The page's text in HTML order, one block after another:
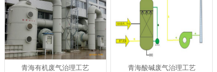
青海有机废气治理工艺 青海酸碱废气治理工艺